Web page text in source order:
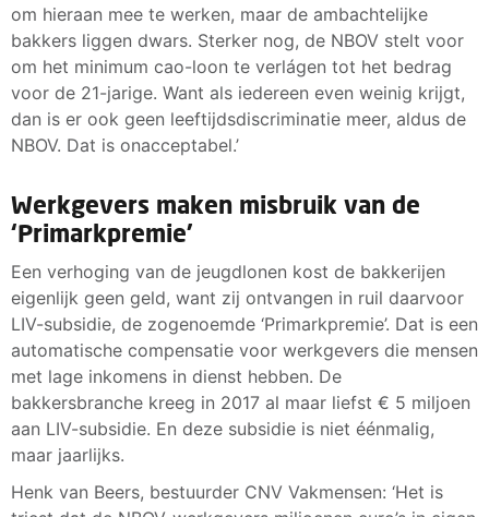
om hieraan mee te werken, maar de ambachtelijke
bakkers liggen dwars. Sterker nog, de NBOV stelt voor
om het minimum cao-loon te verlágen tot het bedrag
voor de 21-jarige. Want als iedereen even weinig krijgt,
dan is er ook geen leeftijdsdiscriminatie meer, aldus de
NBOV. Dat is onacceptabel.’
Werkgevers maken misbruik van de
‘Primarkpremie’
Een verhoging van de jeugdlonen kost de bakkerijen
eigenlijk geen geld, want zij ontvangen in ruil daarvoor
LIV-subsidie, de zogenoemde ‘Primarkpremie’. Dat is een
automatische compensatie voor werkgevers die mensen
met lage inkomens in dienst hebben. De
bakkersbranche kreeg in 2017 al maar liefst € 5 miljoen
aan LIV-subsidie. En deze subsidie is niet éénmalig,
maar jaarlijks.
Henk van Beers, bestuurder CNV Vakmensen: ‘Het is